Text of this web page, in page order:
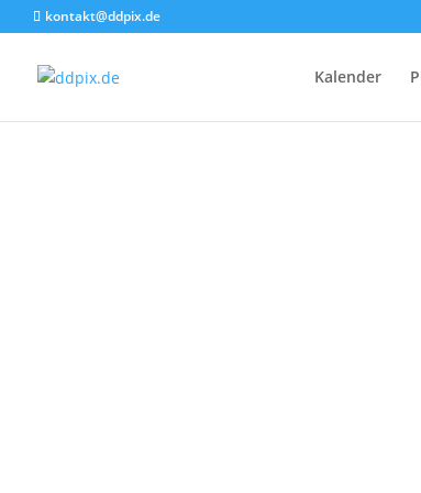
kontakt@ddpix.de
Kalender